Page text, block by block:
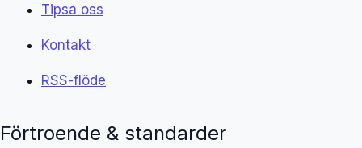
Tipsa oss
Kontakt
RSS-flöde
Förtroende & standarder